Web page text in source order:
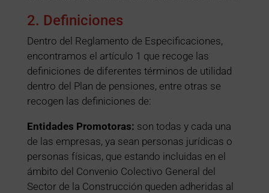
2. Definiciones
Dentro del Reglamento de Especificaciones,
encontramos el artículo 1 que recoge las
definiciones de diferentes términos de utilidad
dentro del Plan de pensiones, entre otras se
recogen las definiciones de:
Entidades Promotoras: son todas y cada una
de las empresas, ya sean personas jurídicas o
personas físicas, que estando incluidas en el
ámbito del Convenio Colectivo General del
Sector de la Construcción queden adheridas al